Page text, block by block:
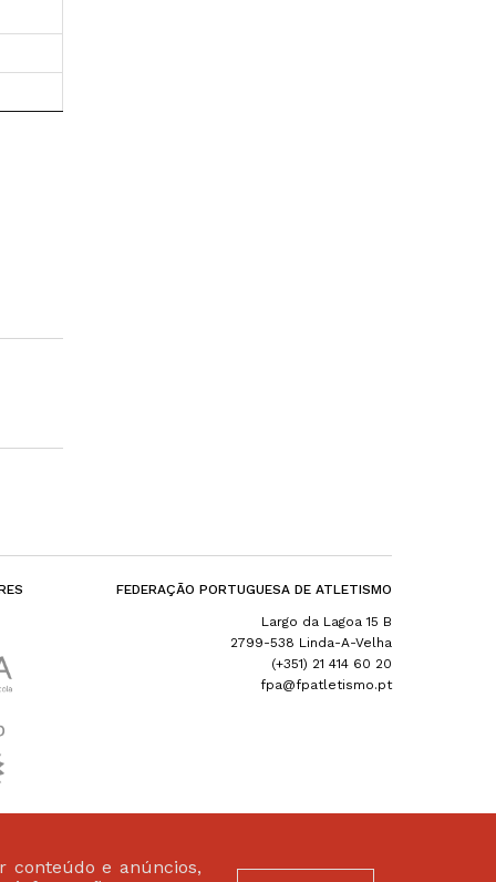
FEDERAÇÃO PORTUGUESA DE ATLETISMO
Largo da Lagoa 15 B
2799-538 Linda-A-Velha
(+351) 21 414 60 20
fpa@fpatletismo.pt
conteúdo e anúncios,